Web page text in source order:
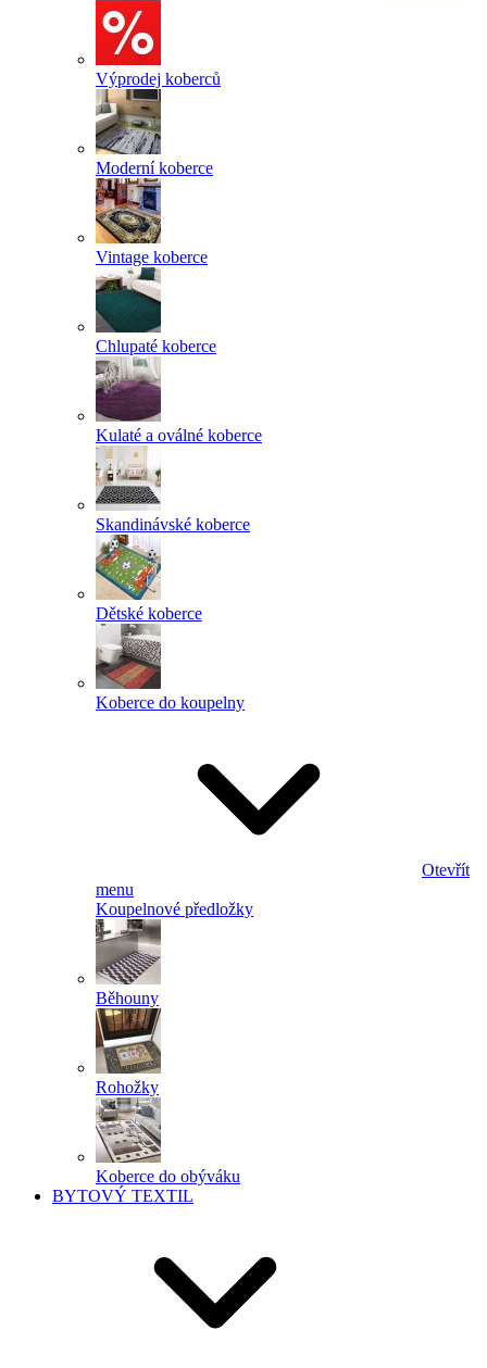
Výprodej koberců
Moderní koberce
Vintage koberce
Chlupaté koberce
Kulaté a oválné koberce
Skandinávské koberce
Dětské koberce
Koberce do koupelny
Otevřít
menu
Koupelnové předložky
Běhouny
Rohožky
Koberce do obýváku
BYTOVÝ TEXTIL